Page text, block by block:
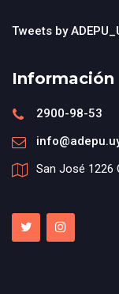
Tweets by
2900-98-53
San José 1226